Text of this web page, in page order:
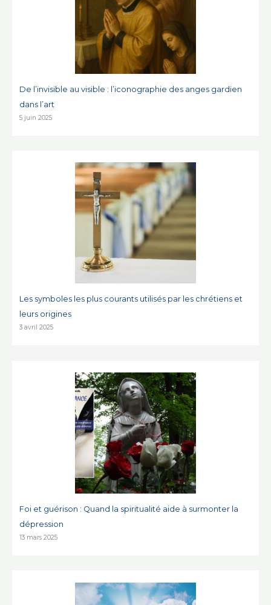
De l’invisible au visible : l’iconographie des anges gardien
dans l’art
5 juin 2025
Les symboles les plus courants utilisés par les chrétiens et
leurs origines
3 avril 2025
Foi et guérison : Quand la spiritualité aide à surmonter la
dépression
13 mars 2025